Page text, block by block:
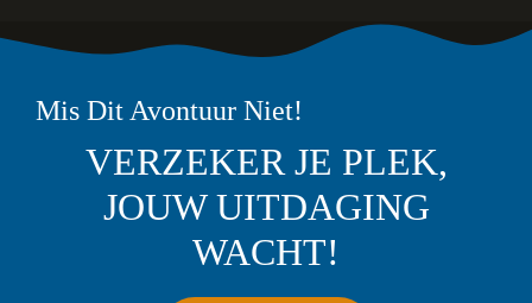
Mis Dit Avontuur Niet!
VERZEKER JE PLEK,
JOUW UITDAGING
WACHT!